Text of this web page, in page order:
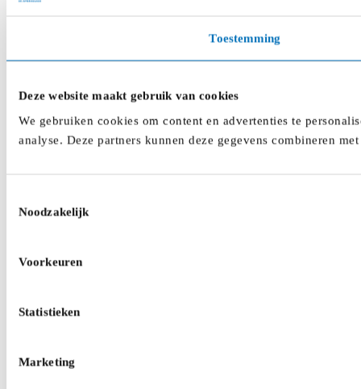
Toestemming
Deze website maakt gebruik van cookies
We gebruiken cookies om content en advertenties te
analyse. Deze partners kunnen deze gegevens combineren
Noodzakelijk
Voorkeuren
Statistieken
Marketing